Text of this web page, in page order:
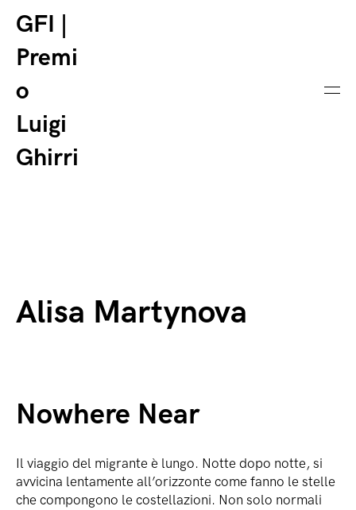
GFI |
Premi
o
Luigi
Ghirri
Alisa Martynova
Nowhere Near
Il viaggio del migrante è lungo. Notte dopo notte, si
avvicina lentamente all’orizzonte come fanno le stelle
che compongono le costellazioni. Non solo normali